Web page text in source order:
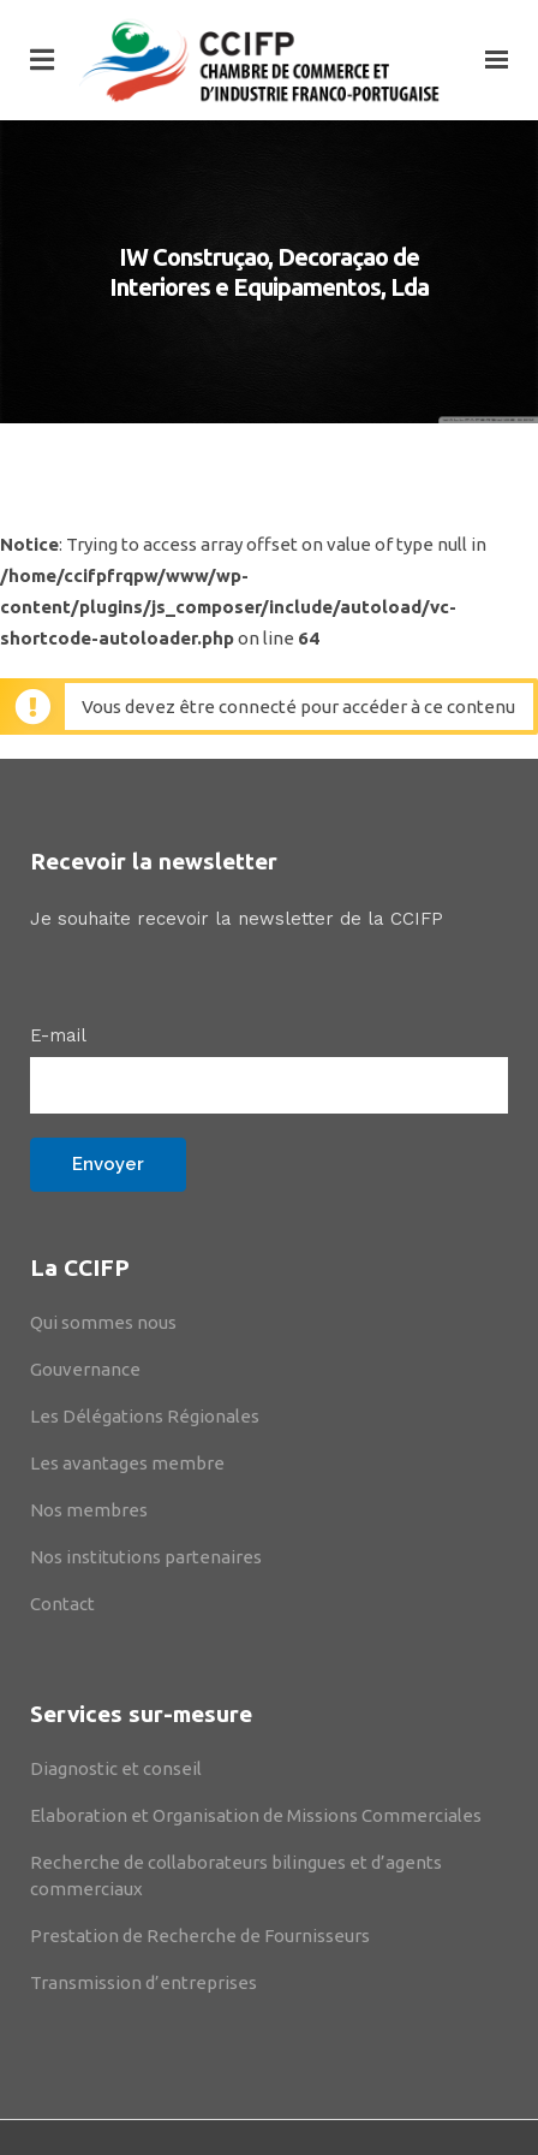
IW Construçao, Decoraçao de
Interiores e Equipamentos, Lda
Notice: Trying to access array offset on value of type null in
/home/ccifpfrqpw/www/wp-
content/plugins/js_composer/include/autoload/vc-
shortcode-autoloader.phpon line 64
Vous devez être connecté pour accéder à ce contenu
Recevoir la newsletter
Je souhaite recevoir la newsletter de la CCIFP
E-mail
La CCIFP
Qui sommes nous
Gouvernance
Les Délégations Régionales
Les avantages membre
Nos membres
Nos institutions partenaires
Contact
Services sur-mesure
Diagnostic et conseil
Elaboration et Organisation de Missions Commerciales
Recherche de collaborateurs bilingues et d’agents
commerciaux
Prestation de Recherche de Fournisseurs
Transmission d’entreprises